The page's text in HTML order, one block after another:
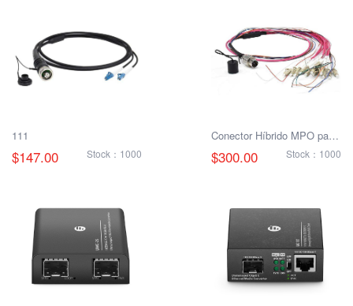
111
$147.00 Stock：1000
Conector Híbrido MPO para
Fibra Óptica Macho/Hembra
$300.00 Stock：1000